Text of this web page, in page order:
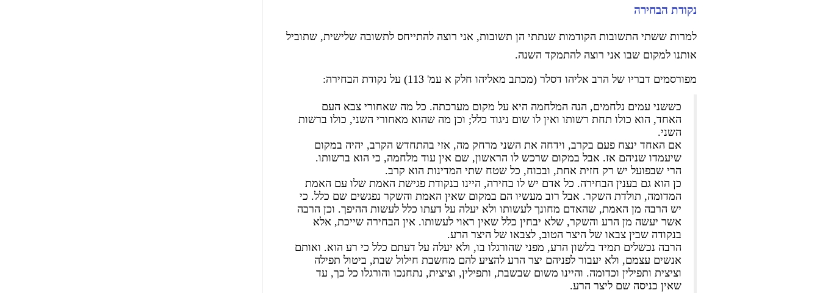
נקודת הבחירה
למרות ששתי התשובות הקודמות שנתתי הן תשובות, אני רוצה להתייחס לתשובה שלישית, שתוביל
אותנו למקום שבו אני רוצה להתמקד השנה.
מפורסמים דבריו של הרב אליהו דסלר (מכתב מאליהו חלק א עמ' 113) על נקודת הבחירה:
כששני עמים נלחמים, הנה המלחמה היא על מקום מערכתה. כל מה שאחורי צבא העם
האחד, הוא כולו תחת רשותו ואין לו שום ניגוד כלל; וכן מה שהוא מאחורי השני, כולו ברשות
השני.
אם האחד ינצח פעם בקרב, וידחה את השני מרחק מה, אזי בהתחדש הקרב, יהיה במקום
שיעמדו שניהם אז. אבל במקום שרכש לו הראשון, שם אין עוד מלחמה, כי הוא ברשותו.
הרי שבפועל יש רק חזית אחת, ובכוח, כל שטח שתי המדינות הוא קרב.
כן הוא גם בענין הבחירה. כל אדם יש לו בחירה, היינו בנקודת פגישת האמת שלו עם האמת
המדומה, תולדת השקר. אבל רוב מעשיו הם במקום שאין האמת והשקר נפגשים שם כלל. כי
יש הרבה מן האמת, שהאדם מחונך לעשותו ולא יעלה על דעתו כלל לעשות ההיפך. וכן הרבה
אשר יעשה מן הרע והשקר, שלא יבחין כלל שאין ראוי לעשותו. אין הבחירה שייכת, אלא
בנקודה שבין צבאו של היצר הטוב, לצבאו של היצר הרע.
הרבה נכשלים תמיד בלשון הרע, מפני שהורגלו בו, ולא יעלה על דעתם כלל כי רע הוא. ואותם
אנשים עצמם, ולא יעבור לפניהם יצר הרע להציע להם מחשבת חילול שבת, ביטול תפילה
וציצית ותפילין וכדומה. והיינו משום שבשבת, ותפילין, וציצית, נתחנכו והורגלו כל כך, עד
שאין כניסה שם ליצר הרע.